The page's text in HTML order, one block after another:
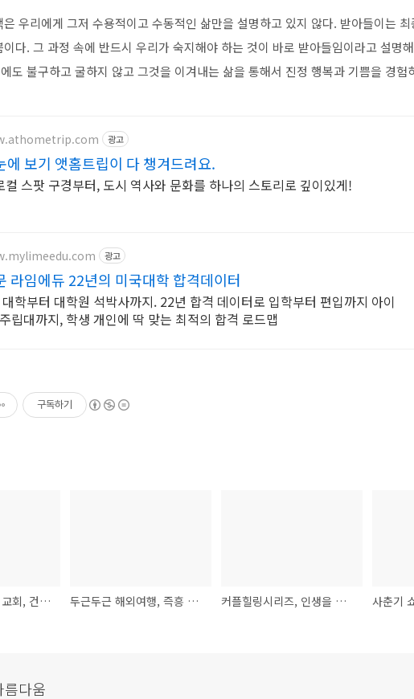
우리에게 그저 수용적이고 수동적인 삶만을 설명하고 있지 않다. 받아들이는
다. 그 과정 속에 반드시 우리가 숙지해야 하는 것이 바로 받아들임이라고 설명
도 불구하고 굴하지 않고 그것을 이겨내는 삶을 통해서 진정 행복과 기쁨을 경험
광고
에 보기 앳홈트립이 다 챙겨드려요.
컬 스팟 구경부터, 도시 역사와 문화를 하나의 스토리로 깊이있게!
광고
라임에듀 22년의 미국대학 합격데이터
학부터 대학원 석박사까지. 22년 합격 데이터로 입학부터 편입까지 아이
립대까지, 학생 개인에 딱 맞는 최적의 합격 로드맵
구독하기
묵상으로 하나 된 교회, 건강하게 오래 살려면 차라리 운동하지 마라 두근두근 해외여행, 즉흥 설득의 기술 커플힐링시리즈, 인생을 바꾸는 네 가지 선택
름다움